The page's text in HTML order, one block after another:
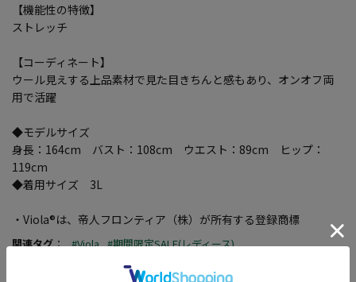
【機能性の特徴】
ストレッチ
【コーディネート】
ウール見えする上品素材で見た目きちんと感もあり、オンオフ両
用で活躍
◆モデルサイズ
身長：164cm バスト：108cm ウエスト：89cm ヒップ：
119cm
◆着用サイズ 3L
・Viola®は、帝人フロンティア（株）が所有する登録商標
関連タグ： #Viola #期間限定SALE(レディース)